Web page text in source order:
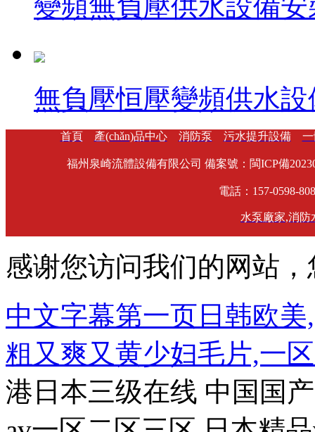
變頻無負壓供水設備
無負壓恒壓變頻供水
首頁 產(chǎn)品中心 消防泵 污水提升設備
福州泉崎流體設備有限公司 備案號： 閩ICP備
電話：157-0598-
水泵廠家,消防
感谢您访问我们的网站
中文字幕第一页日韩欧
粗又爽又黄少妇毛片,一